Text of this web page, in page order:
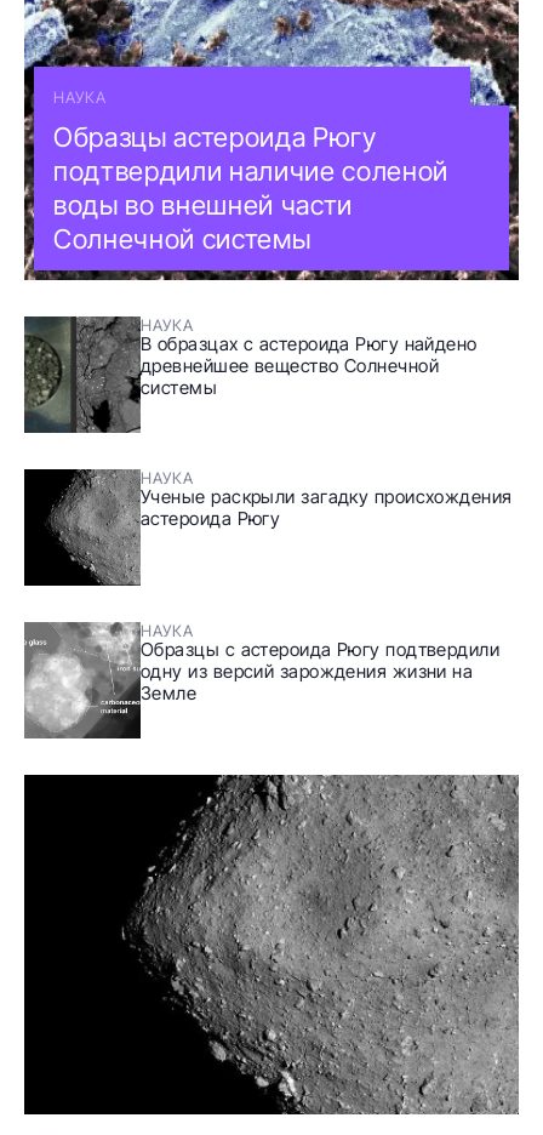
НАУКА
Образцы астероида Рюгу
подтвердили наличие соленой
воды во внешней части
Солнечной системы
НАУКА
В образцах с астероида Рюгу найдено
древнейшее вещество Солнечной
системы
НАУКА
Ученые раскрыли загадку происхождения
астероида Рюгу
НАУКА
Образцы с астероида Рюгу подтвердили
одну из версий зарождения жизни на
Земле